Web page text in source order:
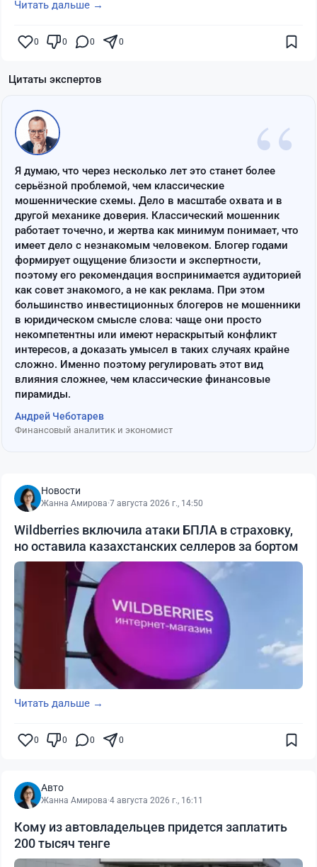
Читать дальше →
0 0 0 0
Цитаты экспертов
“
Я думаю, что через несколько лет это станет более
серьёзной проблемой, чем классические
мошеннические схемы. Дело в масштабе охвата и в
другой механике доверия. Классический мошенник
работает точечно, и жертва как минимум понимает, что
имеет дело с незнакомым человеком. Блогер годами
формирует ощущение близости и экспертности,
поэтому его рекомендация воспринимается аудиторией
как совет знакомого, а не как реклама. При этом
большинство инвестиционных блогеров не мошенники
в юридическом смысле слова: чаще они просто
некомпетентны или имеют нераскрытый конфликт
интересов, а доказать умысел в таких случаях крайне
сложно. Именно поэтому регулировать этот вид
влияния сложнее, чем классические финансовые
пирамиды.
Андрей Чеботарев
Финансовый аналитик и экономист
Новости
Жанна Амирова·7 августа 2026 г., 14:50
Wildberries включила атаки БПЛА в страховку,
но оставила казахстанских селлеров за бортом
Читать дальше →
0 0 0 0
Авто
Жанна Амирова·4 августа 2026 г., 16:11
Кому из автовладельцев придется заплатить
200 тысяч тенге